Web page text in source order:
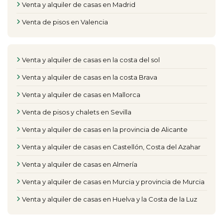
Venta y alquiler de casas en Madrid
Venta de pisos en Valencia
Venta y alquiler de casas en la costa del sol
Venta y alquiler de casas en la costa Brava
Venta y alquiler de casas en Mallorca
Venta de pisos y chalets en Sevilla
Venta y alquiler de casas en la provincia de Alicante
Venta y alquiler de casas en Castellón, Costa del Azahar
Venta y alquiler de casas en Almería
Venta y alquiler de casas en Murcia y provincia de Murcia
Venta y alquiler de casas en Huelva y la Costa de la Luz